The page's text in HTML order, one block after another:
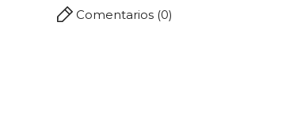
Comentarios (0)